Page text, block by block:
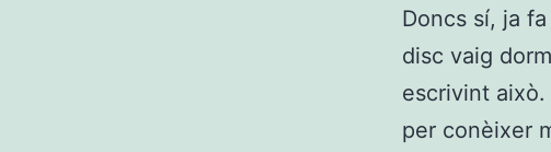
Doncs sí, ja
disc vaig
escrivint
per conèixer